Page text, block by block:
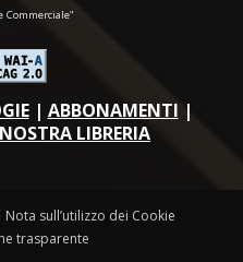
Commerciale"
| ABBONAMENTI |
LIBRERIA
Nota sull’utilizzo dei Cookie
trasparente